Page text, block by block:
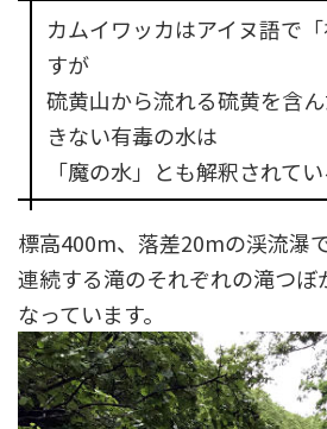
カムイワッカはアイヌ語で
すが
硫黄山から流れる硫黄を含
きない有毒の水は
「魔の水」とも解釈されてい
標高400m、落差20mの渓流瀑
連続する滝のそれぞれの滝つぼ
なっています。